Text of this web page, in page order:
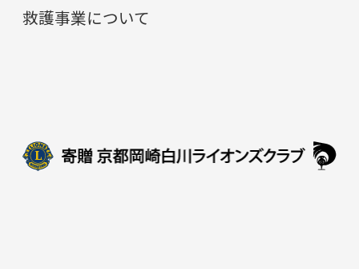
救護事業について